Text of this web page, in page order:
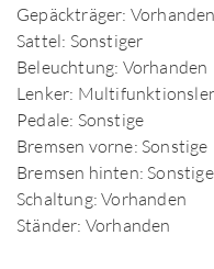
Gepäckträger: Vorhanden
Sattel: Sonstiger
Beleuchtung: Vorhanden
Lenker:
Pedale: Sonstige
Bremsen vorne: Sonstige
Bremsen hinten: Sonstige
Schaltung: Vorhanden
Ständer: Vorhanden